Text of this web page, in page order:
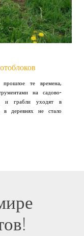
те времена,
на садово-
и грабли уходят в
в деревнях не стало